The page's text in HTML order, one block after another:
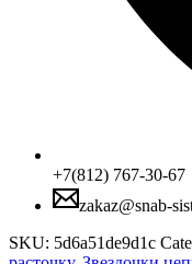
+7(812) 767-30-67
zakaz@snab-
SKU: 5d6a51de9d1c